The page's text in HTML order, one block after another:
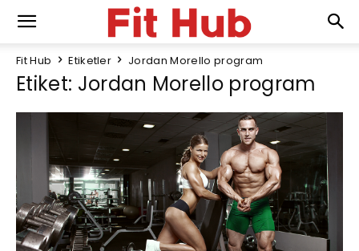
Fit Hub Etiketler Jordan Morello program
Etiket: Jordan Morello program